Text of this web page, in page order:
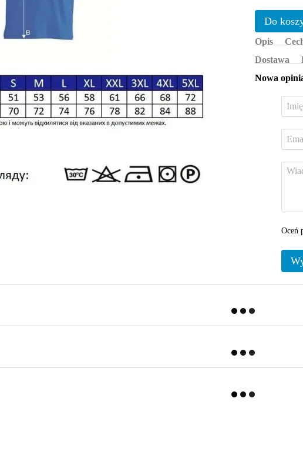
Do
Opis
Dostawa
Nowa
Oceń